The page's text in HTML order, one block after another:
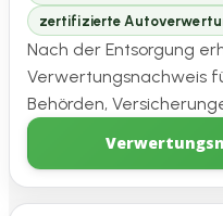
zertifizierte
Nach der Entsorgung
Verwertungsnachweis
Behörden,